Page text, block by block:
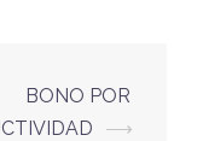
BONO POR
⟶